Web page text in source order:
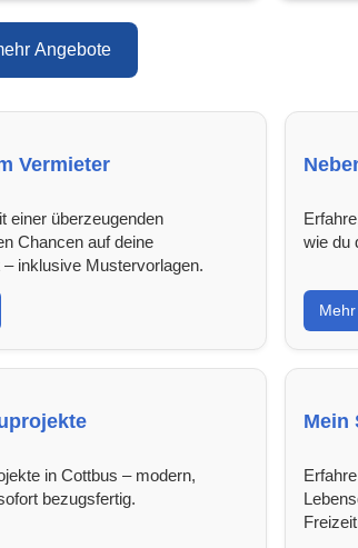
Angebote
Vermieter
einer überzeugenden
Chancen auf deine
inklusive Mustervorlagen.
wie du
in Cottbus – modern,
bezugsfertig.
Mein